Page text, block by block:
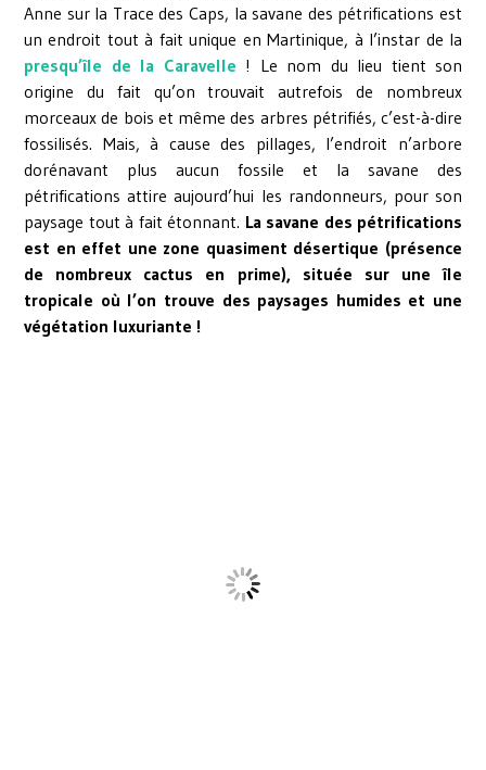
Anne sur la Trace des Caps, la savane des pétrifications est
un endroit tout à fait unique en Martinique, à l’instar de la
presqu’île de la Caravelle ! Le nom du lieu tient son
origine du fait qu’on trouvait autrefois de nombreux
morceaux de bois et même des arbres pétrifiés, c’est-à-dire
fossilisés. Mais, à cause des pillages, l’endroit n’arbore
dorénavant plus aucun fossile et la savane des
pétrifications attire aujourd’hui les randonneurs, pour son
paysage tout à fait étonnant. La savane des pétrifications
est en effet une zone quasiment désertique (présence
de nombreux cactus en prime), située sur une île
tropicale où l’on trouve des paysages humides et une
végétation luxuriante !